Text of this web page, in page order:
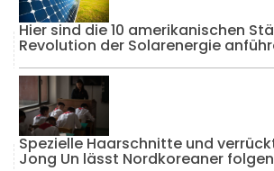
Hier sind die 10 amerikanischen
Revolution der Solarenergie
Spezielle Haarschnitte und
Jong Un lässt Nordkoreaner folgen